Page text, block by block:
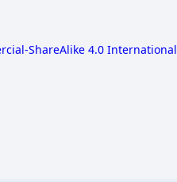
ShareAlike 4.0 International